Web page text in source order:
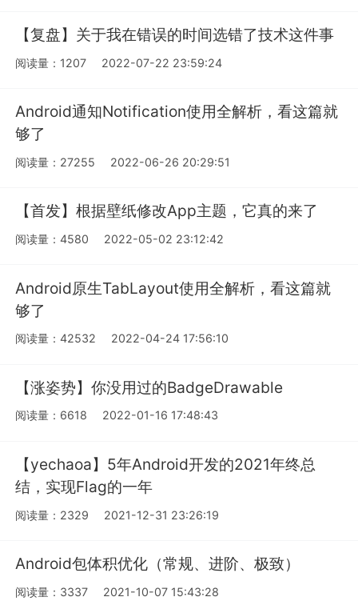
【复盘】关于我在错误的时间选错了技术这件事
阅读量：1207 2022-07-22 23:59:24
Android通知Notification使用全解析，看这篇就
够了
阅读量：27255 2022-06-26 20:29:51
【首发】根据壁纸修改App主题，它真的来了
阅读量：4580 2022-05-02 23:12:42
Android原生TabLayout使用全解析，看这篇就
够了
阅读量：42532 2022-04-24 17:56:10
【涨姿势】你没用过的BadgeDrawable
阅读量：6618 2022-01-16 17:48:43
【yechaoa】5年Android开发的2021年终总
结，实现Flag的一年
阅读量：2329 2021-12-31 23:26:19
Android包体积优化（常规、进阶、极致）
阅读量：3337 2021-10-07 15:43:28